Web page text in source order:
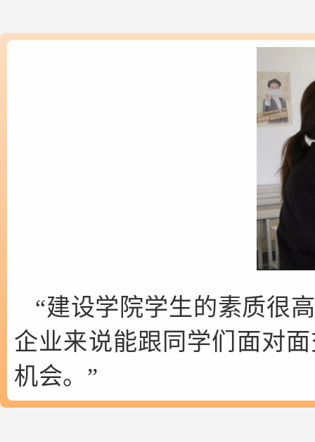
“建设学院学生的素质很
企业来说能跟同学们面对
机会。”